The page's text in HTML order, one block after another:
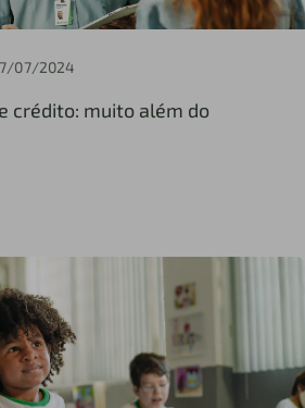
07/2024
crédito: muito além do